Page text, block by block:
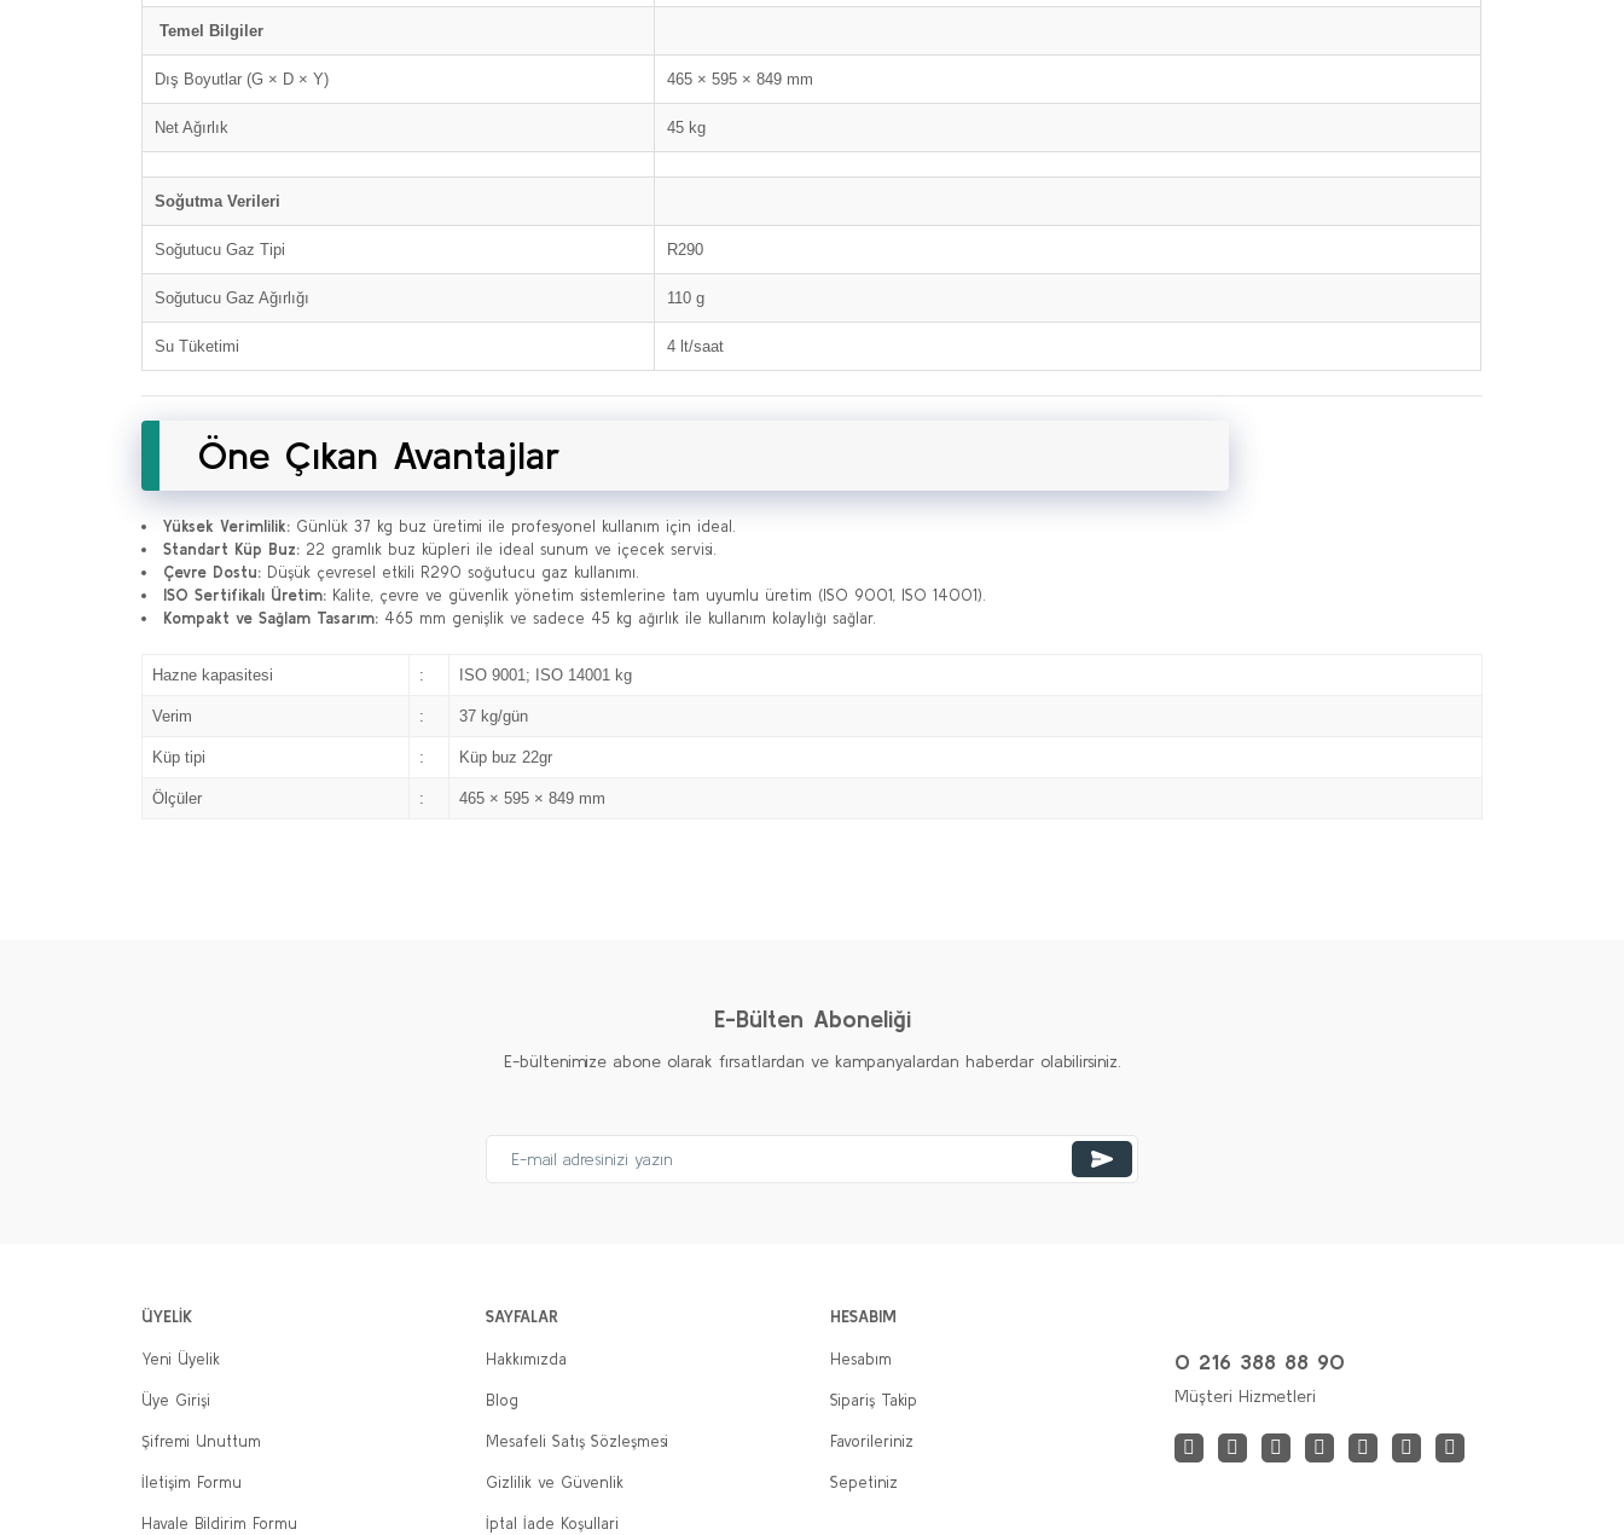
Temel Bilgiler
Dış Boyutlar (G × D × Y) 465 × 595 × 849 mm
Net Ağırlık 45 kg
Soğutma Verileri
Soğutucu Gaz Tipi R290
Soğutucu Gaz Ağırlığı 110 g
Su Tüketimi 4 lt/saat
Öne Çıkan Avantajlar
Yüksek Verimlilik: Günlük 37 kg buz üretimi ile profesyonel kullanım için ideal.
Standart Küp Buz: 22 gramlık buz küpleri ile ideal sunum ve içecek servisi.
Çevre Dostu: Düşük çevresel etkili R290 soğutucu gaz kullanımı.
ISO Sertifikalı Üretim: Kalite, çevre ve güvenlik yönetim sistemlerine tam uyumlu üretim (ISO 9001, ISO 14001).
Kompakt ve Sağlam Tasarım: 465 mm genişlik ve sadece 45 kg ağırlık ile kullanım kolaylığı sağlar.
Hazne kapasitesi : ISO 9001; ISO 14001 kg
Verim : 37 kg/gün
Küp tipi : Küp buz 22gr
Ölçüler : 465 × 595 × 849 mm
E-Bülten Aboneliği
E-bültenimize abone olarak fırsatlardan ve kampanyalardan haberdar olabilirsiniz.
ÜYELİK
Yeni Üyelik
Üye Girişi
Şifremi Unuttum
İletişim Formu
Havale Bildirim Formu
SAYFALAR
Hakkımızda
Blog
Mesafeli Satış Sözleşmesi
Gizlilik ve Güvenlik
İptal İade Koşullari
HESABIM
Hesabım
Sipariş Takip
Favorileriniz
Sepetiniz
0 216 388 88 90
Müşteri Hizmetleri